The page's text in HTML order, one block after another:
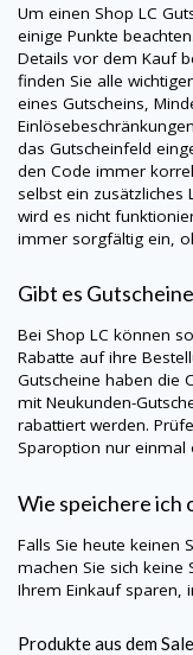
Um einen Shop LC
einige Punkte
Details vor dem Kauf
finden Sie alle
eines Gutscheins,
das Gutscheinfeld
den Code immer
selbst ein zusätzliches
wird es nicht
immer sorgfältig ein,
Gibt es
Bei Shop LC können
Rabatte auf ihre
Gutscheine haben die
mit Neukunden-
rabattiert werden.
Sparoption nur einmal
Wie speichere ich
Falls Sie heute keinen
machen Sie sich
Ihrem Einkauf sparen,
Produkte aus dem